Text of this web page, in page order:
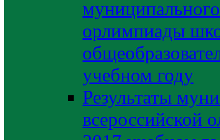
орлимпиады
учебном году
Результаты
всероссийской